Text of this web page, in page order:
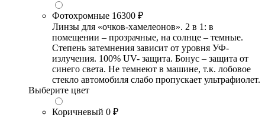
Фотохромные 16300 ₽
Линзы для «очков-хамелеонов». 2 в 1: в
помещении – прозрачные, на солнце – темные.
Степень затемнения зависит от уровня УФ-
излучения. 100% UV- защита. Бонус – защита от
синего света. Не темнеют в машине, т.к. лобовое
стекло автомобиля слабо пропускает ультрафиолет.
Выберите цвет
Коричневый 0 ₽